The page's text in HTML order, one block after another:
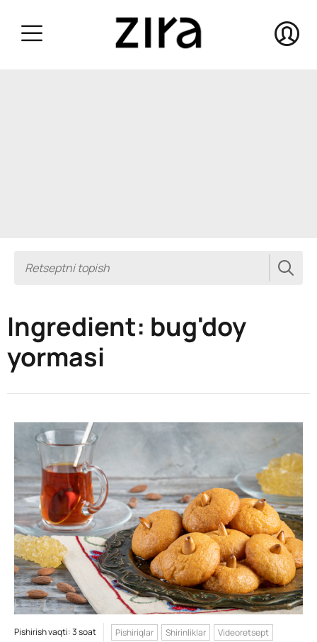
Ingredient: bug'doy
yormasi
Pishirish vaqti: 3 soat Pishiriqlar Shirinliklar Videoretsept